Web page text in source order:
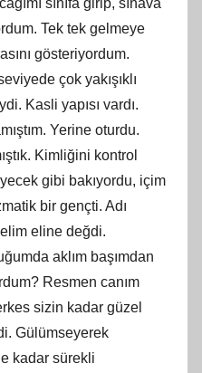
Tek tek gelmeye
gösteriyordum.
çok yakışıklı
Kasli yapısı vardı.
Yerine oturdu.
Kimliğini kontrol
gibi bakıyordu, içim
bir gençti. Adı
eline değdi.
aklım başımdan
Resmen canım
sizin kadar güzel
Gülümseyerek
kadar sürekli